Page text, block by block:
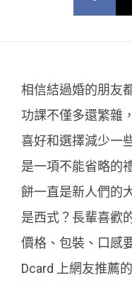
相信結過婚的朋友
功課不僅多還繁雜
喜好和選擇減少一
是一項不能省略的
餅一直是新人們的
是西式？長輩喜歡
價格、包裝、口感
Dcard 上網友推薦